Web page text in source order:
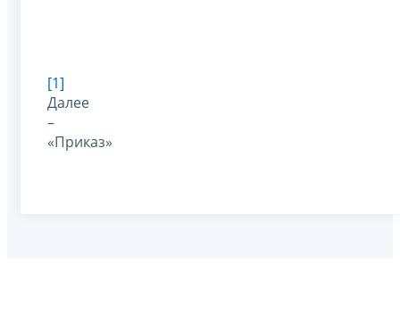
[1]
Далее
–
«Приказ»